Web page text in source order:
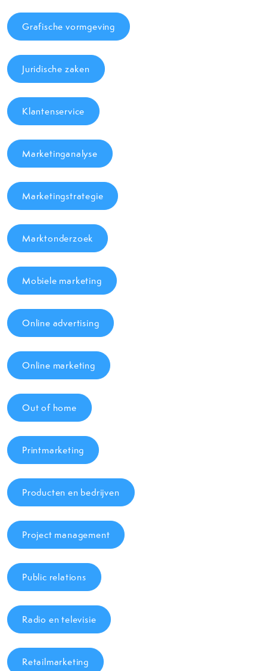
Grafische vormgeving
Juridische zaken
Klantenservice
Marketinganalyse
Marketingstrategie
Marktonderzoek
Mobiele marketing
Online advertising
Online marketing
Out of home
Printmarketing
Producten en bedrijven
Project management
Public relations
Radio en televisie
Retailmarketing